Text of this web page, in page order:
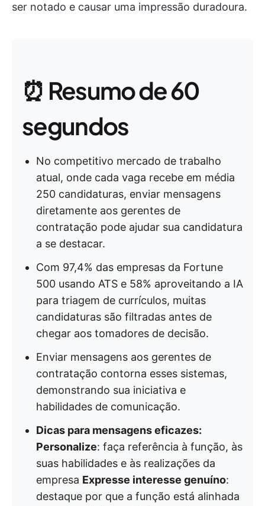
ser notado e causar uma impressão duradoura.
⏰ Resumo de 60
segundos
No competitivo mercado de trabalho
atual, onde cada vaga recebe em média
250 candidaturas, enviar mensagens
diretamente aos gerentes de
contratação pode ajudar sua candidatura
a se destacar.
Com 97,4% das empresas da Fortune
500 usando ATS e 58% aproveitando a IA
para triagem de currículos, muitas
candidaturas são filtradas antes de
chegar aos tomadores de decisão.
Enviar mensagens aos gerentes de
contratação contorna esses sistemas,
demonstrando sua iniciativa e
habilidades de comunicação.
Dicas para mensagens eficazes:
Personalize: faça referência à função, às
suas habilidades e às realizações da
empresa Expresse interesse genuíno:
destaque por que a função está alinhada